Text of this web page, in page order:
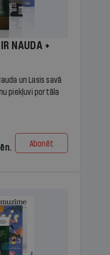
NAUDA +
un Lasis savā
piekļuvi portāla
Abonēt